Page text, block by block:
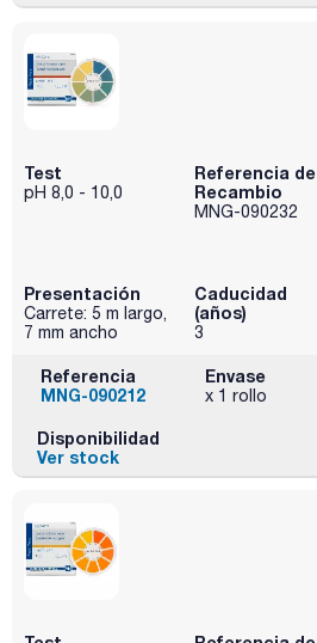
Test
pH 8,0 - 10,0
Referencia de
Recambio
MNG-090232
Presentación
Carrete: 5 m largo,
7 mm ancho
Caducidad
(años)
3
Referencia
MNG-090212
Envase
x 1 rollo
Disponibilidad
Ver stock